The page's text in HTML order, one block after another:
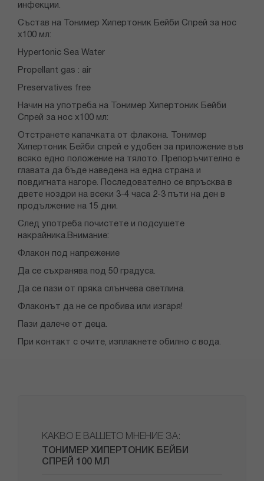
инфекции.
Състав на Тонимер Хипертоник Бейби Спрей за нос
х100 мл:
Hypertonic Sea Water
Propellant gas : air
Preservatives free
Начин на употреба на Тонимер Хипертоник Бейби
Спрей за нос х100 мл:
Отстранете капачката от флакона. Тонимер
Хипертоник Бейби спрей е удобен за приложение във
всяко едно положение на тялото. Препоръчително е
главата да бъде наведена на една страна и
повдигната нагоре. Последователно се впръсква в
двете ноздри на всеки 3-4 часа 2-3 пъти на ден в
продължение на 15 дни.
След употреба почистете и подсушете
накрайника.Внимание:
Флакон под напрежение
Да се съхранява под 50 градуса.
Да се пази от пряка слънчева светлина.
Флаконът да не се пробива или изгаря!
Пази далече от деца.
При контакт с очите, изплакнете обилно с вода.
КАКВО Е ВАШЕТО МНЕНИЕ ЗА:
ТОНИМЕР ХИПЕРТОНИК БЕЙБИ
СПРЕЙ 100 МЛ